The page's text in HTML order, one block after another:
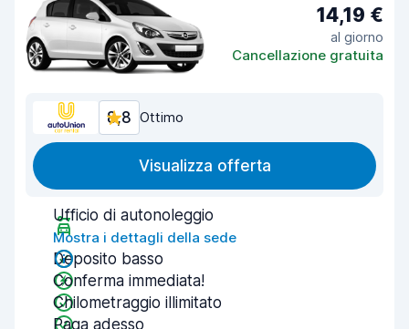
14,19 €
al giorno
Cancellazione gratuita
8,8 Ottimo
Visualizza offerta
Ufficio di autonoleggio
Mostra i dettagli della sede
Deposito basso
Conferma immediata!
Chilometraggio illimitato
Paga adesso